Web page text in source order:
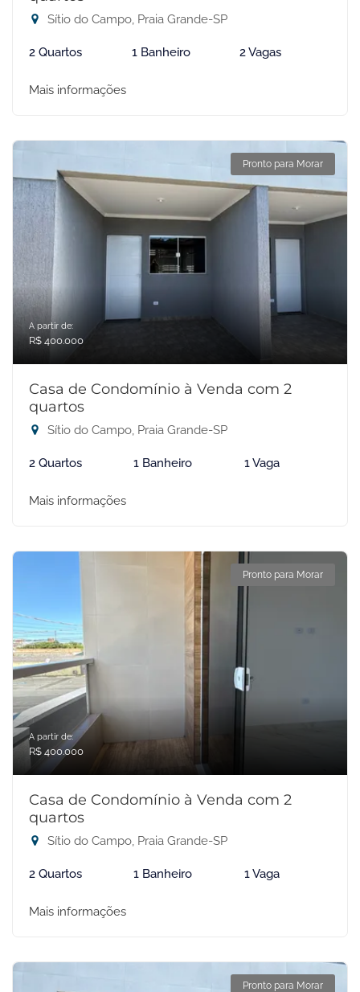
Sítio do Campo, Praia Grande-SP
2 Quartos 1 Banheiro 2 Vagas
Mais informações
Pronto para Morar
A partir de:
R$ 400.000
Casa de Condomínio à Venda com 2
quartos
Sítio do Campo, Praia Grande-SP
2 Quartos 1 Banheiro 1 Vaga
Mais informações
Pronto para Morar
A partir de:
R$ 400.000
Casa de Condomínio à Venda com 2
quartos
Sítio do Campo, Praia Grande-SP
2 Quartos 1 Banheiro 1 Vaga
Mais informações
Pronto para Morar